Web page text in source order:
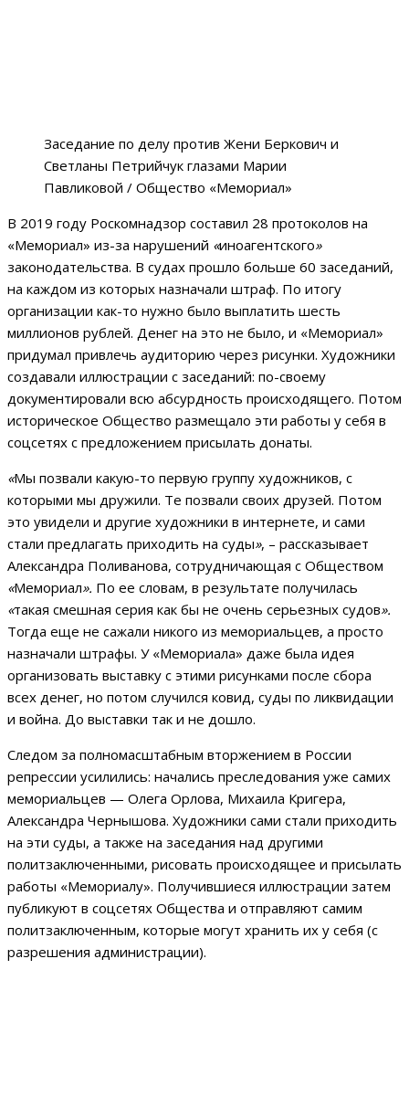
Заседание по делу против Жени Беркович и
Светланы Петрийчук глазами Марии
Павликовой / Общество «Мемориал»
В 2019 году Роскомнадзор составил 28 протоколов на
«Мемориал» из-за нарушений «иноагентского»
законодательства. В судах прошло больше 60 заседаний,
на каждом из которых назначали штраф. По итогу
организации как-то нужно было выплатить шесть
миллионов рублей. Денег на это не было, и «Мемориал»
придумал привлечь аудиторию через рисунки. Художники
создавали иллюстрации с заседаний: по-своему
документировали всю абсурдность происходящего. Потом
историческое Общество размещало эти работы у себя в
соцсетях с предложением присылать донаты.
«Мы позвали какую-то первую группу художников, с
которыми мы дружили. Те позвали своих друзей. Потом
это увидели и другие художники в интернете, и сами
стали предлагать приходить на суды», – рассказывает
Александра Поливанова, сотрудничающая с Обществом
«Мемориал». По ее словам, в результате получилась
«такая смешная серия как бы не очень серьезных судов».
Тогда еще не сажали никого из мемориальцев, а просто
назначали штрафы. У «Мемориала» даже была идея
организовать выставку с этими рисунками после сбора
всех денег, но потом случился ковид, суды по ликвидации
и война. До выставки так и не дошло.
Следом за полномасштабным вторжением в России
репрессии усилились: начались преследования уже самих
мемориальцев — Олега Орлова, Михаила Кригера,
Александра Чернышова. Художники сами стали приходить
на эти суды, а также на заседания над другими
политзаключенными, рисовать происходящее и присылать
работы «Мемориалу». Получившиеся иллюстрации затем
публикуют в соцсетях Общества и отправляют самим
политзаключенным, которые могут хранить их у себя (с
разрешения администрации).